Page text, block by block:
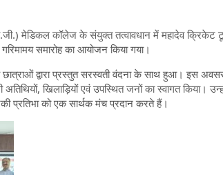
(पी.जी.) मेडिकल कॉलेज के संयुक्त तत्वावधान में महादेव
समारोह का आयोजन किया गया।
छात्राओं द्वारा प्रस्तुत सरस्वती वंदना के साथ हुआ। इस अवसर
खिलाड़ियों एवं उपस्थित जनों का स्वागत किया।
प्रतिभा को एक सार्थक मंच प्रदान करते हैं।